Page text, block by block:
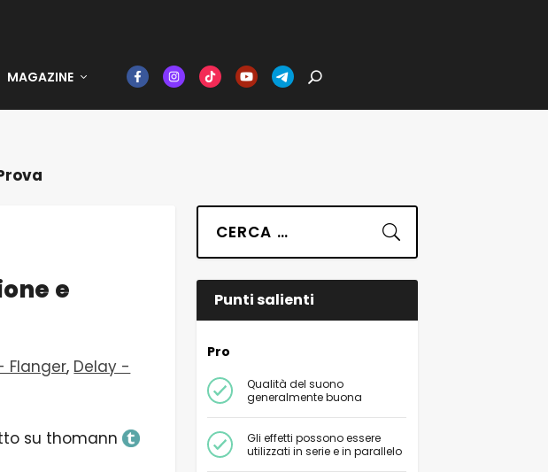
MAGAZINE
e
Flanger, Delay -
su thomann
Suchen
Punti salienti
Pro
Qualità del suono
generalmente buona
Gli effetti possono essere
utilizzati in serie e in parallelo